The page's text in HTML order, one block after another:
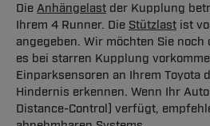
Die Anhängelast der Kupplung
Ihrem 4 Runner. Die Stützlast ist
angegeben. Wir möchten Sie
es bei starren Kupplung
Einparksensoren an Ihrem Toyota
Hindernis erkennen. Wenn Ihr
Distance-Control) verfügt,